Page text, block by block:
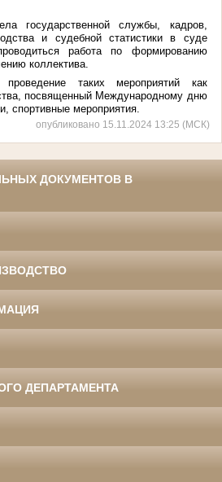
государственной службы, кадров,
и судебной статистики в суде
работа по формированию
коллектива.
таких мероприятий как
посвященный Международному дню
спортивные мероприятия.
опубликовано 15.11.2024 13:25 (МСК)
ДОКУМЕНТОВ В
ДЕПАРТАМЕНТА